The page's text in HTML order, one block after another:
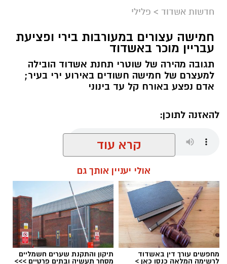
חדשות אשדוד > פלילי
חמישה עצורים במעורבות בירי ופציעת
עבריין מוכר באשדוד
תגובה מהירה של שוטרי תחנת אשדוד הובילה
למעצרם של חמישה חשודים באירוע ירי בעיר;
אדם נפצע באורח קל עד בינוני
להאזנה לתוכן:
תגים:ניסיון חיסול באשדוד, אירוע ירי באשדוד
קרא עוד
אולי יעניין אותך גם
מחפשים עורך דין באשדוד
לרשימה המלאה כנסו כאן >
תיקון והתקנת שערים חשמליים
מסחר תעשיה ובתים פרטיים >>>